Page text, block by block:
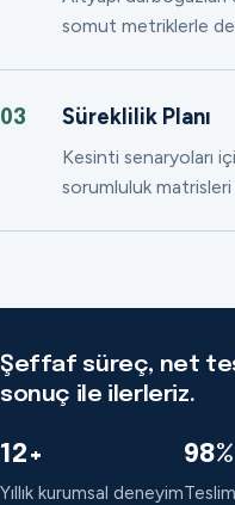
somut metriklerle
03 Süreklilik Planı
Kesinti senaryoları
sorumluluk matrisleri
Şeffaf süreç, net
sonuç ile ilerleriz.
12+
Yıllık kurumsal deneyim
98%